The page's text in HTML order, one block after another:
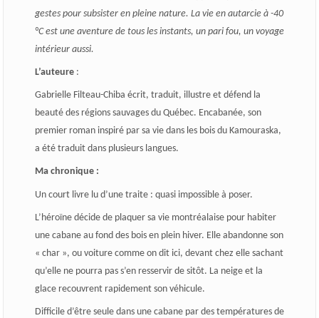
gestes pour subsister en pleine nature. La vie en autarcie à -40
°C est une aventure de tous les instants, un pari fou, un voyage
intérieur aussi.
L’auteure:
Gabrielle Filteau-Chiba écrit, traduit, illustre et défend la
beauté des régions sauvages du Québec. Encabanée, son
premier roman inspiré par sa vie dans les bois du Kamouraska,
a été traduit dans plusieurs langues.
Ma chronique :
Un court livre lu d’une traite : quasi impossible à poser.
L’héroïne décide de plaquer sa vie montréalaise pour habiter
une cabane au fond des bois en plein hiver. Elle abandonne son
« char », ou voiture comme on dit ici, devant chez elle sachant
qu’elle ne pourra pas s’en resservir de sitôt. La neige et la
glace recouvrent rapidement son véhicule.
Difficile d’être seule dans une cabane par des températures de